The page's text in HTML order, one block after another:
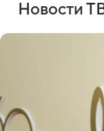
Новости